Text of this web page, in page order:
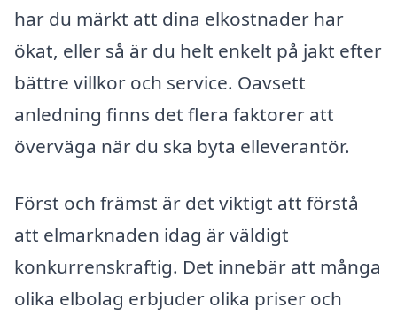
har du märkt att dina elkostnader har
ökat, eller så är du helt enkelt på jakt efter
bättre villkor och service. Oavsett
anledning finns det flera faktorer att
överväga när du ska byta elleverantör.
Först och främst är det viktigt att förstå
att elmarknaden idag är väldigt
konkurrenskraftig. Det innebär att många
olika elbolag erbjuder olika priser och